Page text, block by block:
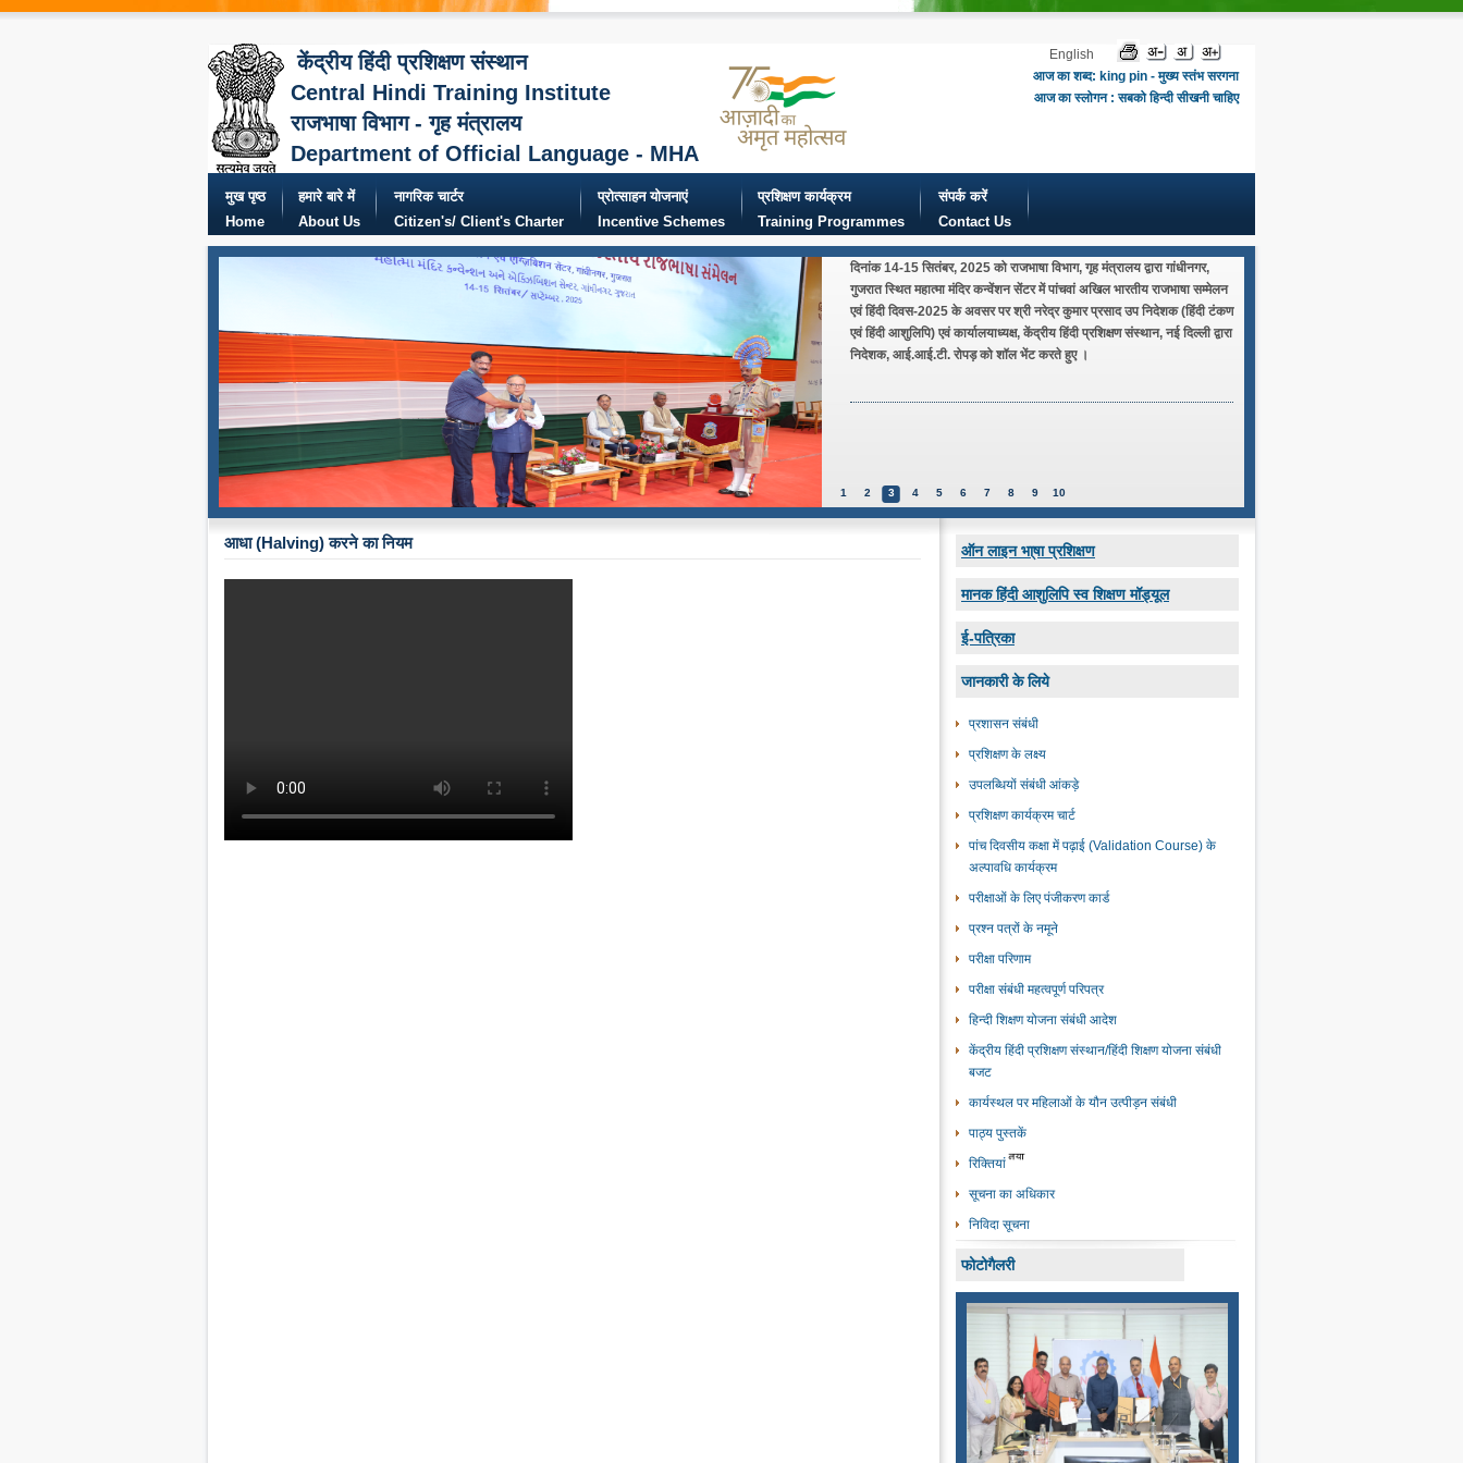
केंद्रीय हिंदी प्रशिक्षण संस्थान
Central Hindi Training Institute
राजभाषा विभाग - गृह मंत्रालय
Department of Official Language - MHA
English
आज का शब्द: king pin - मुख्य स्तंभ सरगना
आज का स्लोगन : सबको हिन्दी सीखनी चाहिए
मुख पृष्ठ
Home
हमारे बारे में
About Us
नागरिक चार्टर
Citizen's/ Client's Charter
प्रोत्साहन योजनाएं
Incentive Schemes
प्रशिक्षण कार्यक्रम
Training Programmes
संपर्क करें
Contact Us
दिनांक 14-15 सितंबर, 2025 को राजभाषा विभाग, गृह मंत्रालय द्वारा गांधीनगर,
गुजरात स्थित महात्मा मंदिर कन्वेंशन सेंटर में पांचवां अखिल भारतीय राजभाषा सम्मेलन
एवं हिंदी दिवस-2025 के अवसर पर श्री नरेद्र कुमार प्रसाद उप निदेशक (हिंदी टंकण
एवं हिंदी आशुलिपि) एवं कार्यालयाध्यक्ष, केंद्रीय हिंदी प्रशिक्षण संस्थान, नई दिल्ली द्वारा
निदेशक, आई.आई.टी. रोपड़ को शॉल भेंट करते हुए ।
1 2 3 4 5 6 7 8 9 10
आधा (Halving) करने का नियम ऑन लाइन भा्षा प्रशिक्षण
मानक हिंदी आशुलिपि स्व शिक्षण मॉड्यूल
ई-पत्रिका
जानकारी के लिये
प्रशासन संबंधी
प्रशिक्षण के लक्ष्‍य
उपलब्धियों संबंधी आंकड़े
प्रशिक्षण कार्यक्रम चार्ट
पांच दिवसीय कक्षा में पढ़ाई (Validation Course) के
अल्‍पावधि कार्यक्रम
परीक्षाओं के लिए पंजीकरण कार्ड
प्रश्न पत्रों के नमूने
परीक्षा परिणाम
परीक्षा संबंधी महत्‍वपूर्ण परिपत्र
हिन्दी शिक्षण योजना संबंधी आदेश
केंद्रीय हिंदी प्रशिक्षण संस्‍थान/हिंदी शिक्षण योजना संबंधी
बजट
कार्यस्‍थल पर महिलाओं के यौन उत्‍पीड़न संबंधी
पाठ्य पुस्तकें
रिक्तियां
सूचना का अधिकार
निविदा सूचना
फोटोगैलरी